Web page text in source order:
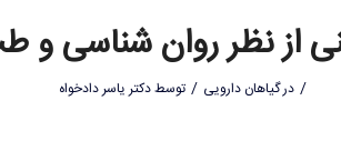
از نظر روان شناسی و
/ درگیاهان دارویی / توسطدکتر یاسر دادخواه